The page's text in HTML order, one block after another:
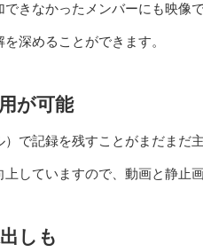
きなかったメンバーにも映像
深めることができます。
が可能
で記録を残すことがまだまだ
していますので、動画と静止
しも